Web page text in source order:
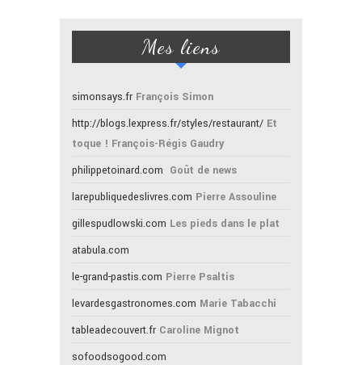
Mes liens
simonsays.fr François Simon
http://blogs.lexpress.fr/styles/restaurant/ Et
toque ! François-Régis Gaudry
philippetoinard.com Goût de news
larepubliquedeslivres.com Pierre Assouline
gillespudlowski.com Les pieds dans le plat
atabula.com
le-grand-pastis.com Pierre Psaltis
levardesgastronomes.com Marie Tabacchi
tableadecouvert.fr Caroline Mignot
sofoodsogood.com